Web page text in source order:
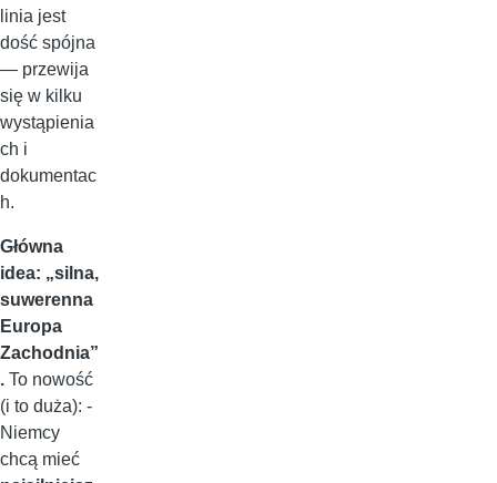
linia jest
dość spójna
— przewija
się w kilku
wystąpienia
ch i
dokumentac
h.
Główna
idea: „silna,
suwerenna
Europa
Zachodnia”
. To nowość
(i to duża): -
Niemcy
chcą mieć